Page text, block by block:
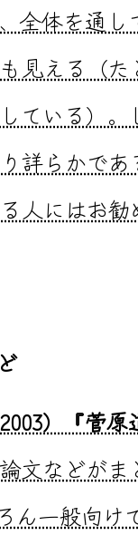
全体を通
見える（
ている）
詳らかで
人にはお
）『菅
文などがま
一般向け